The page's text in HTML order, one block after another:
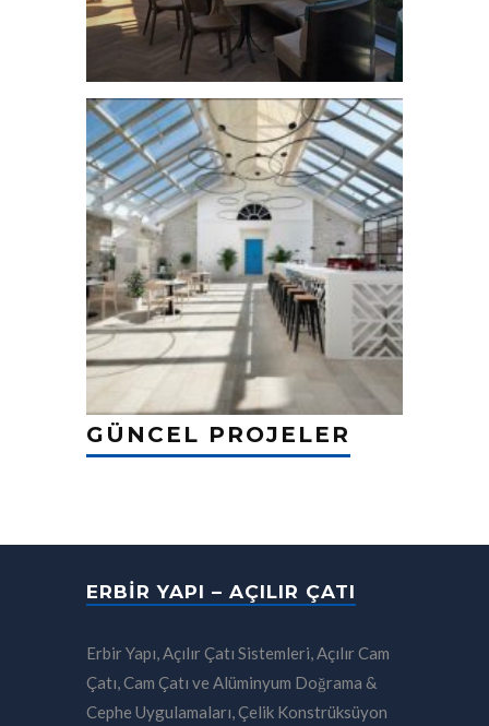
GÜNCEL PROJELER
ERBIR YAPI – AÇILIR ÇATI
Erbir Yapı, Açılır Çatı Sistemleri, Açılır Cam
Çatı, Cam Çatı ve Alüminyum Doğrama &
Cephe Uygulamaları, Çelik Konstrüksüyon